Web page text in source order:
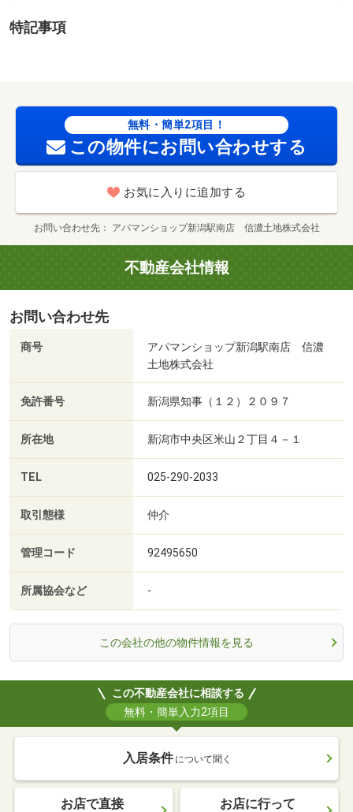
き機能付き☆ ＴＶインターホン付き☆ ＬＩＮＥ経由で
名：（公社） 首都圏不動産公正取引協議会加盟/初回事務
手数料６０％ 39012円/鍵交換料 33000円/室内消毒
料 16500円/その他費用 7150円
特記事項
無料・簡単2項目！
この物件にお問い合わせする
お気に入りに追加する
お問い合わせ先 アパマンショップ新潟駅南店 信濃土地株式会社
不動産会社情報
お問い合わせ先
商号
アパマンショップ新潟駅南店 信濃
土地株式会社
免許番号 新潟県知事（１２）２０９７
所在地 新潟市中央区米山２丁目４－１
TEL 025-290-2033
取引態様 仲介
管理コード 92495650
所属協会など -
この会社の他の物件情報を見る
この不動産会社に相談する
無料・簡単入力2項目
入居条件 について聞く
お店で直接 お店に行って